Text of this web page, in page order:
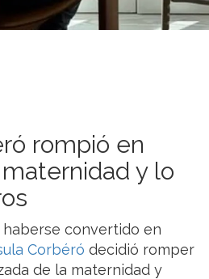
rompió en
y lo
haberse convertido en
Corbéró decidió romper
de la maternidad y